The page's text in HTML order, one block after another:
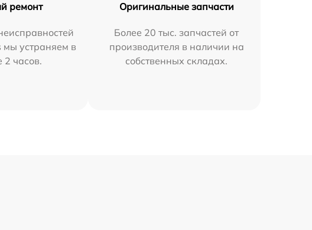
ремонт
мы устраняем в
2 часов.
Оригинальные запчасти
Более 20 тыс. запчастей от
производителя в наличии на
собственных складах.